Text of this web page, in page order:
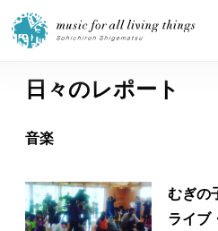
ホーム
テーマ
日々のレポート
音楽
むぎの
ライブ